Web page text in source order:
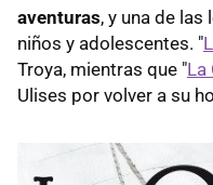
aventuras, y una de
niños y adolescentes. "
Troya, mientras que "La
Ulises por volver a su